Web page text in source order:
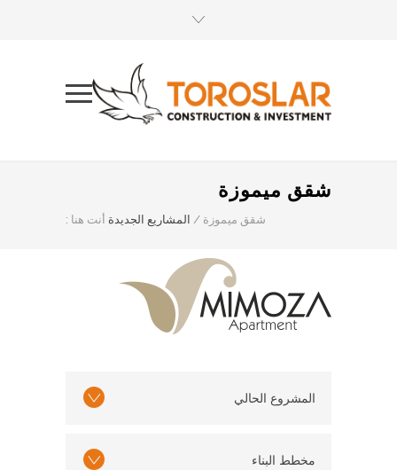
شقق ميموزة
أنت هنا : المشاريع الجديدة / شقق ميموزة
المشروع الحالي
مخطط البناء